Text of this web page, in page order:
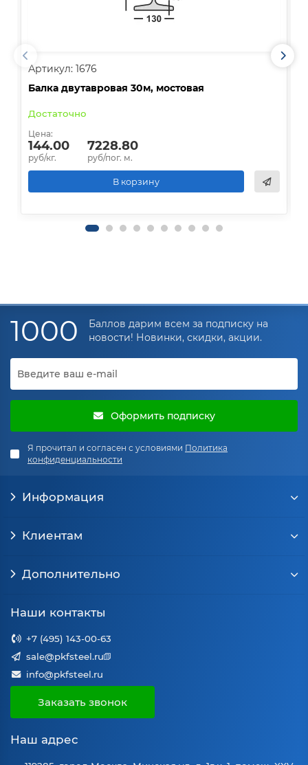
Артикул: 1676
Балка двутавровая 30м, мостовая
Достаточно
Цена:
144.00
руб/кг.
7228.80
руб/пог. м.
В корзину
1000
Баллов дарим всем за подписку на
новости! Новинки, скидки, акции.
Оформить подписку
Я прочитал и согласен с условиями Политика
конфиденциальности
Информация
Клиентам
Дополнительно
Наши контакты
+7 (495) 143-00-63
sale@pkfsteel.ru
info@pkfsteel.ru
Заказать звонок
Наш адрес